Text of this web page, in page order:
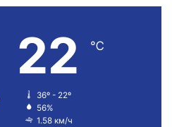
22 ℃
36º - 22º
56%
1.58 км/ч